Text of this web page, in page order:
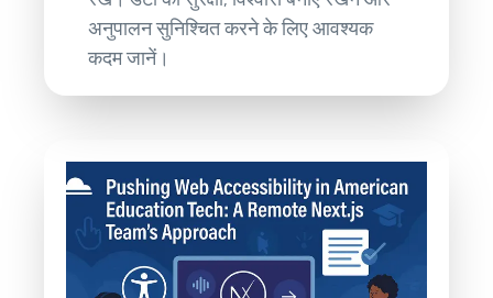
अनुपालन सुनिश्चित करने के लिए आवश्यक
कदम जानें।